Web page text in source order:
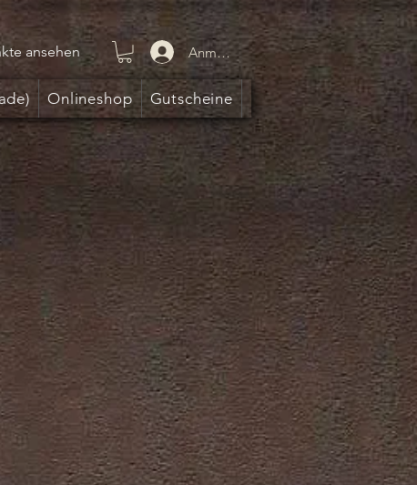
ansehen Anmelden
Onlineshop Gutscheine